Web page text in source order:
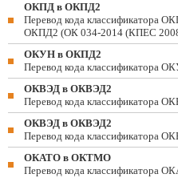
ОКПД в ОКПД2
Перевод кода классификатора
ОКПД2 (ОК 034-2014 (КПЕС
ОКУН в ОКПД2
Перевод кода классификатора
ОКВЭД в ОКВЭД2
Перевод кода классификатора
ОКВЭД в ОКВЭД2
Перевод кода классификатора
ОКАТО в ОКТМО
Перевод кода классификатора